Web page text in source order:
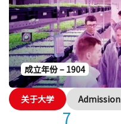
成立年份 – 1904
关于大学 Admission
7